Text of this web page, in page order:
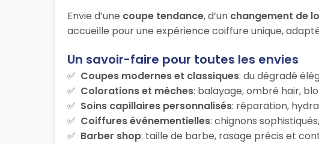
Envie d’une coupe tendance, d’un changement de
accueille pour une expérience coiffure unique,
Un savoir-faire pour toutes les envies
Coupes modernes et classiques: du dégradé
Colorations et mèches: balayage, ombré hair,
Soins capillaires personnalisés: réparation,
Coiffures événementielles: chignons
Barber shop: taille de barbe, rasage précis et